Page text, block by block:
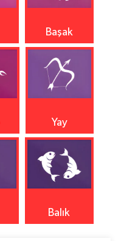
Başak
Yay
Balık